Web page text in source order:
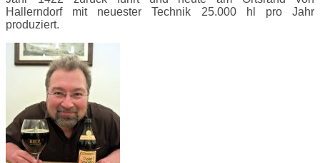
Hallerndorf mit neuester Technik 25.000 hl pro Jahr
produziert.